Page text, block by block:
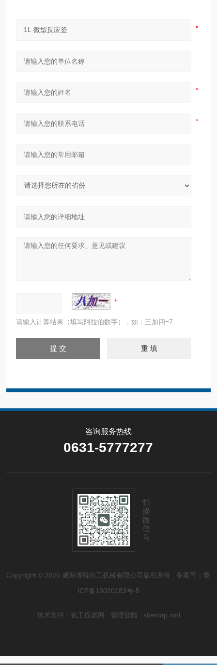
请输入计算结果（填写阿拉伯数字），如：三加四=7
咨询服务热线
0631-5777277
扫
描
微
信
号
Copyright © 2026 威海博锐化工机械有限公司版权所有 备案号：鲁
ICP备15020183号-5
技术支持： 化工仪器网 管理登陆 sitemap.xml